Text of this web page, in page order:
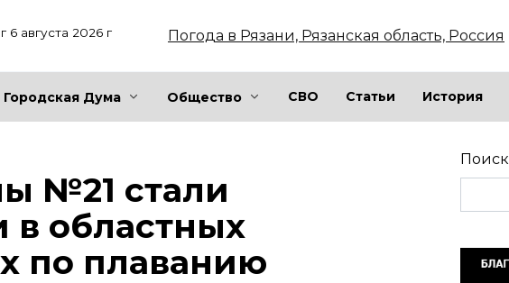
6 августа 2026 г Погода в Рязани, Рязанская область, Россия
Городская Дума Общество СВО Статьи История
№21 стали
в областных
по плаванию
Поиск